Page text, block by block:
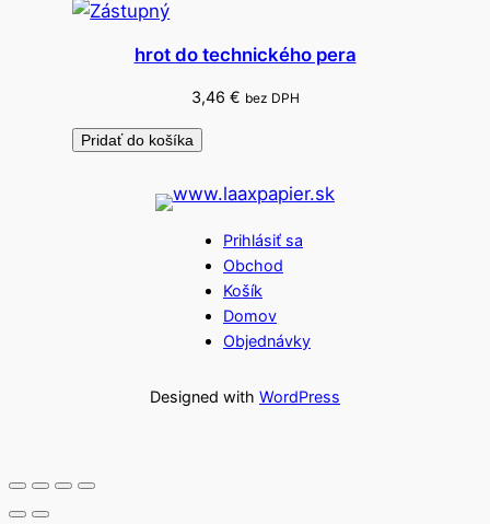
hrot do technického pera
3,46 € bez DPH
Pridať do košíka
Prihlásiť sa
Obchod
Košík
Domov
Objednávky
Designed with WordPress